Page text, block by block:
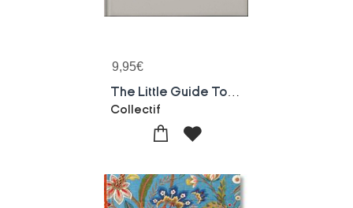
9,95€
Collectif